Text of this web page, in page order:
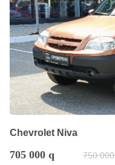
Chevrolet Niva
705 000 q 750 000